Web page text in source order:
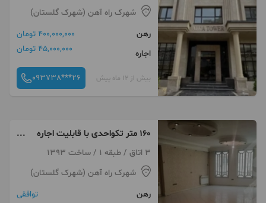
شهرک راه آهن (شهرک گلستان)
رهن
400,000,000 تومان
اجاره
45,000,000 تومان
بیش از 12 ماه پیش 093738***26
۱۶۰ متر تکواحدی با قابلیت اجاره
واحد همکف حیاط دار
3 اتاق / طبقه 1 / ساخت 1393
شهرک راه آهن (شهرک گلستان)
رهن
توافقی